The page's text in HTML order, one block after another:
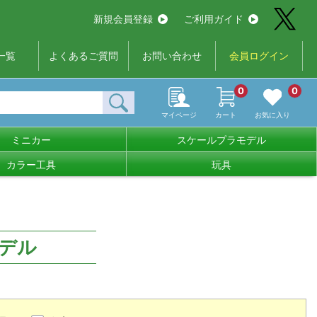
新規会員登録 ご利用ガイド
覧 よくあるご質問 お問い合わせ 会員ログイン
マイページ カート
0
お気に入り
0
ミニカー スケールプラモデル
カラー工具 玩具
ル